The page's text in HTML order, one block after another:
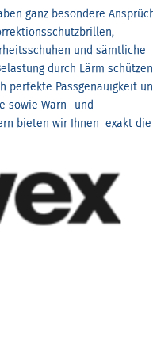
ganz besondere
und sämtliche
durch Lärm
perfekte Passgenauigkeit
sowie Warn- und
bieten wir Ihnen exakt die